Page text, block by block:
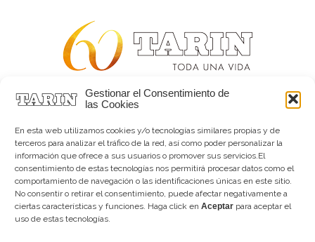
Gestionar el Consentimiento de
las Cookies
En esta web utilizamos cookies y/o tecnologías similares propias y de
terceros para analizar el tráfico de la red, así como poder personalizar la
información que ofrece a sus usuarios o promover sus servicios.El
consentimiento de estas tecnologías nos permitirá procesar datos como el
comportamiento de navegación o las identificaciones únicas en este sitio.
No consentir o retirar el consentimiento, puede afectar negativamente a
ciertas características y funciones. Haga click en Aceptar para aceptar el
uso de estas tecnologías.
Alta joyería desde 1963
Tarín Magazine
Contacto